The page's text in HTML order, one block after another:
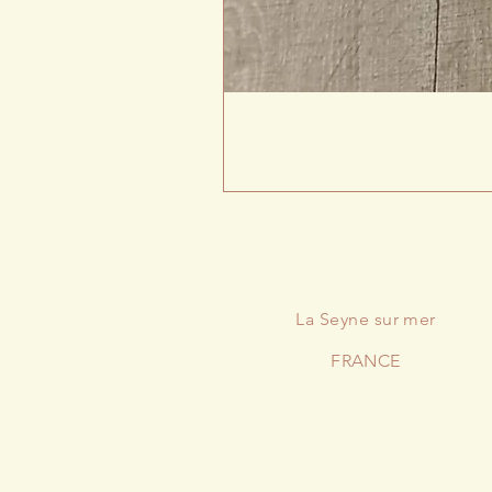
La Seyne sur mer
FRANCE